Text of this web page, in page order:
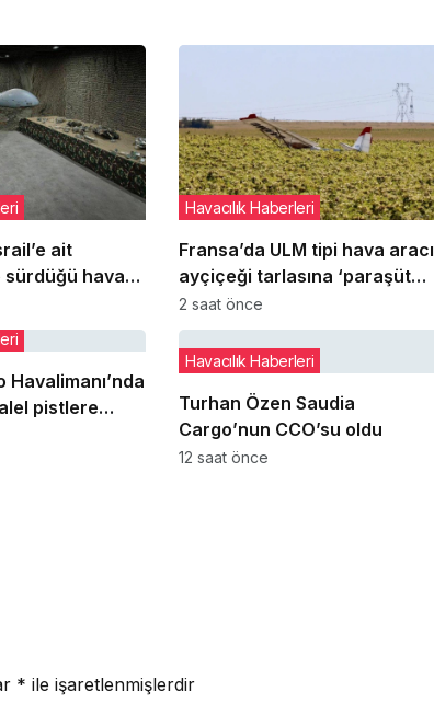
ait
sürdüğü hava
Fransa’da ULM tipi hava aracı
ayçiçeği tarlasına ‘paraşüt
sistemini’ açarak indi
Havacılık Haberleri
2 saat önce
pistlere
yeniden
Turhan Özen Saudia
Cargo’nun CCO’su oldu
Havacılık Haberleri
12 saat önce
* ile işaretlenmişlerdir